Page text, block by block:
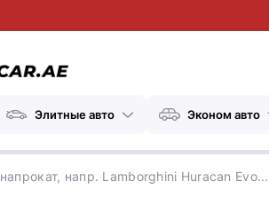
Элитные авто Эконом авто